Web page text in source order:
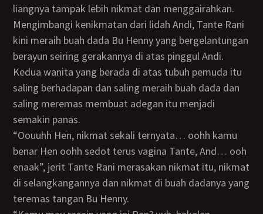
liangnya tampak lebih nikmat dan menggairahkan.
Mengimbangi kenikmatan dari lidah Andi, Tante Rani
kini meraih buah dada Bu Henny yang bergelantungan
berayun seiring gerakannya di atas pinggul Andi.
Kedua wanita yang berada di atas tubuh pemuda itu
saling berhadapan dan saling meraih buah dada dan
saling meremas membuat adegan itu menjadi
semakin panas.
“oouuhh Hen, nikmat sekali ternyata… oohh kamu
benar Hen oohh sedot terus vagina Tante, And… ooh
enaak”, jerit Tante Rani merasakan nikmat itu, nikmat
di selangkangannya dan nikmat di buah dadanya yang
teremas tangan Bu Henny.